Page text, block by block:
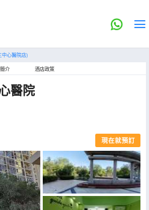
中心醫院店)
介 酒店政策
醫院
現在就預訂